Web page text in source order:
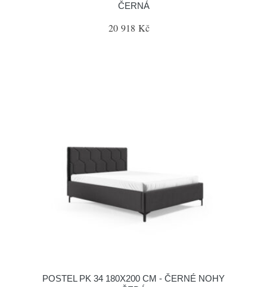
ČERNÁ
20 918 Kč
POSTEL PK 34 180X200 CM - ČERNÉ NOHY